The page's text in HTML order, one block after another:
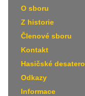
O sboru
Z historie
Členové sboru
Kontakt
Hasičské desatero
Odkazy
Informace